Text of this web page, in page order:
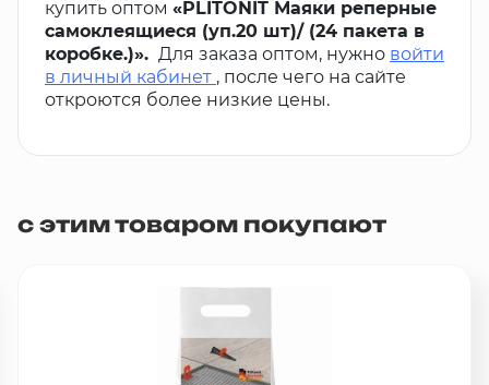
купить оптом «PLITONIT Маяки реперные
самоклеящиеся (уп.20 шт)/ (24 пакета в
коробке.)». Для заказа оптом, нужно войти
в личный кабинет , после чего на сайте
откроются более низкие цены.
с этим товаром покупают